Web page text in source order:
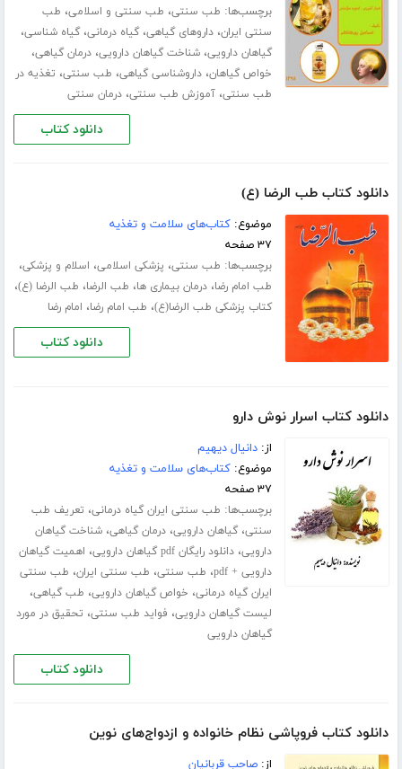
برچسب‌ها: طب سنتی، طب سنتی و اسلامی، طب
سنتی ایران،داروهای گیاهی،گیاه درمانی،گیاه شناسی،
گیاهان دارویی،شناخت گیاهان دارویی،درمان گیاهی،
خواص گیاهان،داروشناسی گیاهی، طب سنتی، تغذیه در
طب سنتی،آموزش طب سنتی،درمان سنتی
دانلود کتاب
دانلود کتاب طب الرضا (ع)
موضوع:کتاب‌های سلامت و تغذیه
۳۷ صفحه
برچسب‌ها: طب سنتی، پزشکی اسلامی، اسلام و پزشکی،
طب امام رضا،درمان بیماری ها، طب الرضا، طب الرضا (ع)،
کتاب پزشکی طب الرضا(ع)، طب امام رضا، امام رضا
دانلود کتاب
دانلود کتاب اسرار نوش دارو
از:دانیال دیهیم
موضوع:کتاب‌های سلامت و تغذیه
۳۷ صفحه
برچسب‌ها: طب سنتی ایران گیاه درمانی، تعریف طب
سنتی،گیاهان دارویی،درمان گیاهی،شناخت گیاهان
دارویی،دانلود رایگان pdf گیاهان دارویی ، اهمیت گیاهان
دارویی + pdf
، طب سنتی، طب سنتی ایران، طب سنتی
ایران گیاه درمانی، خواص گیاهان دارویی، طب گیاهی،
لیست گیاهان دارویی، فواید طب سنتی، تحقیق در مورد
گیاهان دارویی
دانلود کتاب
دانلود کتاب فروپاشی نظام خانواده و ازدواج‌های نوین
از:صاحب قربانیان